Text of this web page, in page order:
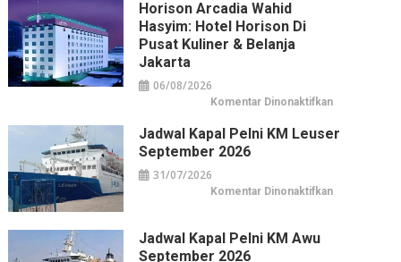
–
turvallisuusopas
suomalaiselle
pelaajalle
Horison Arcadia Wahid
Hasyim: Hotel Horison Di
Pusat Kuliner & Belanja
Jakarta
06/08/2026
Komentar Dinonaktifkanpada
Wahid
Pusat
Kuliner
Jadwal Kapal Pelni KM Leuser
September 2026
31/07/2026
Komentar Dinonaktifkanpada
Jadwal Kapal Pelni KM Awu
September 2026